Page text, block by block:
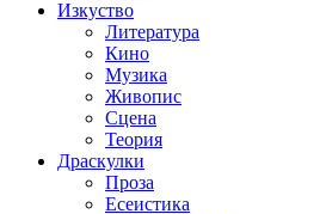
Изкуство
Литература
Кино
Музика
Живопис
Сцена
Теория
Драскулки
Проза
Есеистика